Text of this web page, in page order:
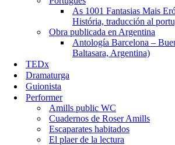
As 1001 Fantasias Mais
História, traducción al
Obra publicada en Argentina
Antología Barcelona –
Baltasara, Argentina)
TEDx
Dramaturga
Guionista
Performer
Amills public WC
Cuadernos de Roser Amills
Escaparates habitados
El plaer de la lectura